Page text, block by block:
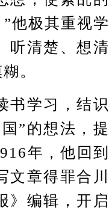
他极其重视学
听清楚、想清
。
学习，结识
”的想法，提
年，他回到
文章得罪合川
》编辑，开启